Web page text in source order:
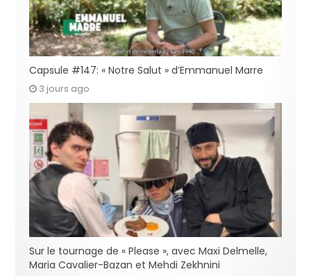
Capsule #147: « Notre Salut » d’Emmanuel Marre
3 jours ago
Sur le tournage de « Please », avec Maxi Delmelle,
Maria Cavalier-Bazan et Mehdi Zekhnini